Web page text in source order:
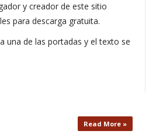
y creador de este sitio
para descarga gratuita.
una de las portadas y el texto se
Read More »